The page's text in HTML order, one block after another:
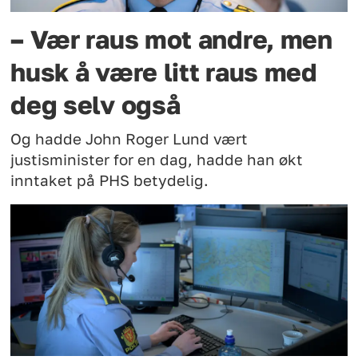
– Vær raus mot andre, men
husk å være litt raus med
deg selv også
Og hadde John Roger Lund vært
justisminister for en dag, hadde han økt
inntaket på PHS betydelig.